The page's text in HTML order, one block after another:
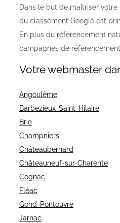
Dans le but de maîtriser
du classement Google est
En plus du référencement
campagnes de
Votre webmaster
Angoulême
Barbezieux-Saint-Hilaire
Brie
Champniers
Châteaubernard
Châteauneuf-sur-Charente
Cognac
Fléac
Gond-Pontouvre
Jarnac